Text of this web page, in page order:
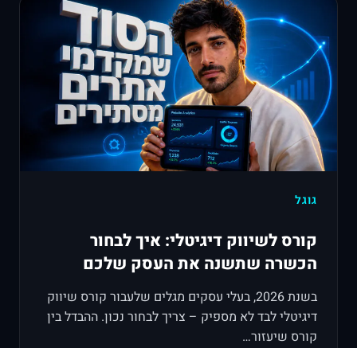
גוגל
קורס לשיווק דיגיטלי: איך לבחור
הכשרה שתשנה את העסק שלכם
בשנת 2026, בעלי עסקים מגלים שלעבור קורס שיווק
דיגיטלי לבד לא מספיק – צריך לבחור נכון. ההבדל בין
קורס שיעזור…